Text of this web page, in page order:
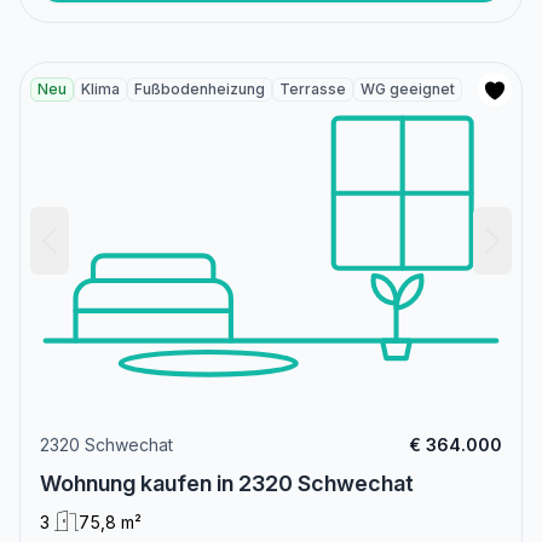
Neu Klima Fußbodenheizung Terrasse WG geeignet
2320 Schwechat € 364.000
Wohnung kaufen in 2320 Schwechat
3 75,8 m²